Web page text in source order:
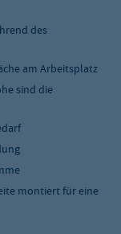
des
am Arbeitsplatz
sind die
montiert für eine